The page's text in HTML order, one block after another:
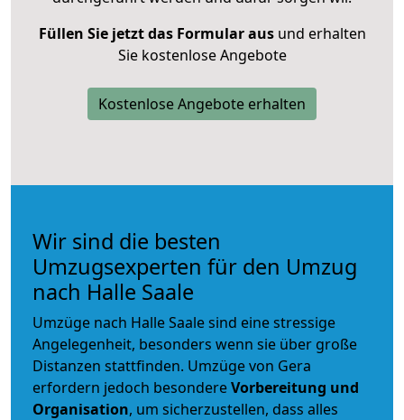
Füllen Sie jetzt das Formular ausund erhalten
Sie kostenlose Angebote
Kostenlose Angebote erhalten
Wir sind die besten
Umzugsexperten für den Umzug
nach Halle Saale
Umzüge nach Halle Saale sind eine stressige
Angelegenheit, besonders wenn sie über große
Distanzen stattfinden. Umzüge von Gera
erfordern jedoch besondereVorbereitung und
Organisation, um sicherzustellen, dass alles